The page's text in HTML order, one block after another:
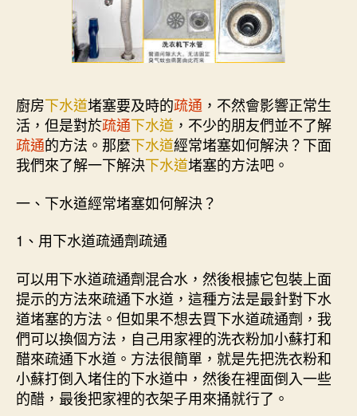
廚房下水道堵塞要及時的疏通 ，不然會影響正常生
活，但是對於疏通下水道 ，不少的朋友們並不了解
疏通的方法。那麼下水道經常堵塞如何解決？下面
我們來了解一下解決下水道堵塞的方法吧。
一、下水道經常堵塞如何解決？
1、用下水道疏通劑疏通
可以用下水道疏通劑混合水，然後根據它包裝上面
提示的方法來疏通下水道，這種方法是最針對下水
道堵塞的方法。但如果不想去買下水道疏通劑，我
們可以換個方法，自己用家裡的洗衣粉加小蘇打和
醋來疏通下水道。方法很簡單，就是先把洗衣粉和
小蘇打倒入堵住的下水道中，然後在裡面倒入一些
的醋，最後把家裡的衣架子用來捅就行了。